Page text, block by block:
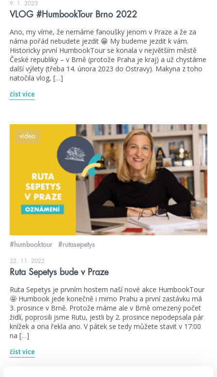
9. 1. 2023
VLOG #HumbookTour Brno 2022
Ano, my víme, že nemáme fanoušky jenom v Praze a že za
náma pořád nebudete jezdit 😁 My budeme jezdit k vám.
Historicky první HumbookTour se konala v největším městě
České republiky – v Brně (protože Praha je kraj) a už chystáme
další výlety (třeba 14. února 2023 do Ostravy). Makyna z toho
natočila vlog, […]
číst více
videa
#humbooktour #rutasepetys
22. 11. 2022
Ruta Sepetys bude v Praze
Ruta Sepetys je prvním hostem naší nové akce HumbookTour
🤩 Humbook jede konečně i mimo Prahu a první zastávku má
3. prosince v Brně. Protože máme ale v Brně omezený počet
židlí, poprosili jsme Rutu, jestli by 2. prosince nepodepsala pár
knížek a ona řekla ano. V pátek se tedy můžete stavit v 17:00
na […]
číst více